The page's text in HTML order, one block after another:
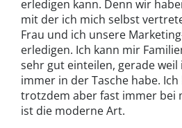
erledigen kann. Denn wir
mit der ich mich selbst
Frau und ich unsere
erledigen. Ich kann mir
sehr gut einteilen, gerade weil
immer in der Tasche habe.
trotzdem aber fast immer bei
ist die moderne Art.